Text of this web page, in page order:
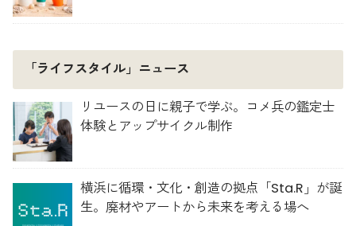
「ライフスタイル」ニュース
リユースの日に親子で学ぶ。コメ兵の鑑定士
体験とアップサイクル制作
横浜に循環・文化・創造の拠点「Sta.R」が誕
生。廃材やアートから未来を考える場へ